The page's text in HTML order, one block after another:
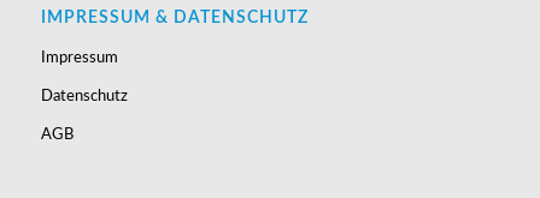
IMPRESSUM & DATENSCHUTZ
Impressum
Datenschutz
AGB